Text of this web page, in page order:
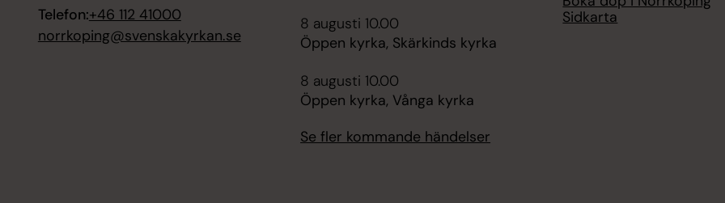
Telefon:+46 112 41000
norrkoping@svenskakyrkan.se
8 augusti 10.00
Öppen kyrka, Skärkinds kyrka
8 augusti 10.00
Öppen kyrka, Vånga kyrka
Se fler kommande händelser
Sidkarta